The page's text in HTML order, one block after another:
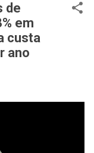
de
em
custa
ano